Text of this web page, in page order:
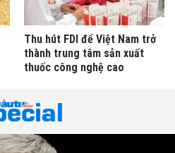
Thu hút FDI để Việt Nam trở
thành trung tâm sản xuất
thuốc công nghệ cao